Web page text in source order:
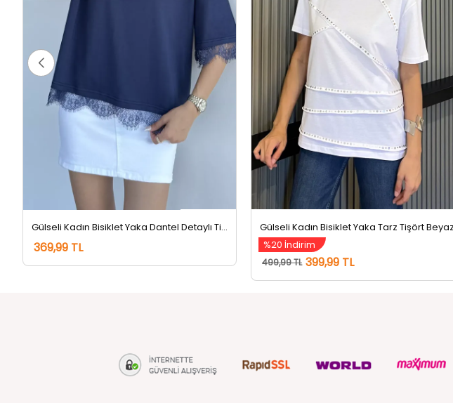
369,99 TL
Gülseli Kadın Bisiklet Yaka Tarz Tişört Beyaz
%20 İndirim
499,99 TL 399,99 TL